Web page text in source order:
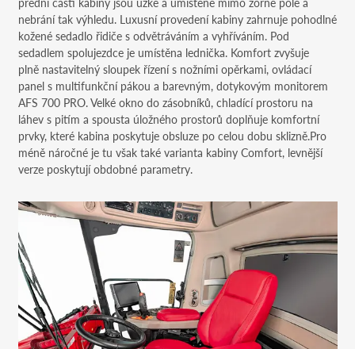
nebrání tak výhledu. Luxusní provedení kabiny zahrnuje pohodlné
kožené sedadlo řidiče s odvětráváním a vyhříváním. Pod
sedadlem spolujezdce je umístěna lednička. Komfort zvyšuje
plně nastavitelný sloupek řízení s nožními opěrkami, ovládací
panel s multifunkční pákou a barevným, dotykovým monitorem
AFS 700 PRO. Velké okno do zásobníků, chladící prostoru na
láhev s pitím a spousta úložného prostorů doplňuje komfortní
prvky, které kabina poskytuje obsluze po celou dobu sklizně.Pro
méně náročné je tu však také varianta kabiny Comfort, levnější
verze poskytují obdobné parametry.